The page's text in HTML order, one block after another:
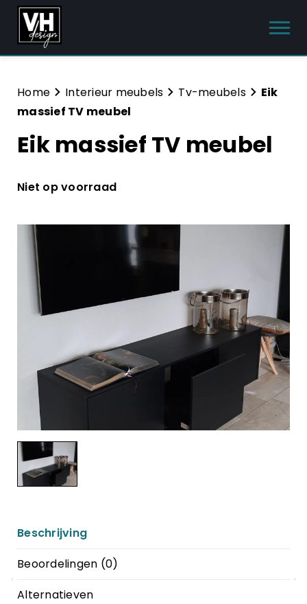
Producten
Tuinmeubelen
Sanitair
Blog
Hulp & Contact
Home Interieur meubels Tv-meubels
Eik
massief TV meubel
Eik massief TV meubel
Niet op voorraad
Beschrijving
Beoordelingen (0)
Alternatieven